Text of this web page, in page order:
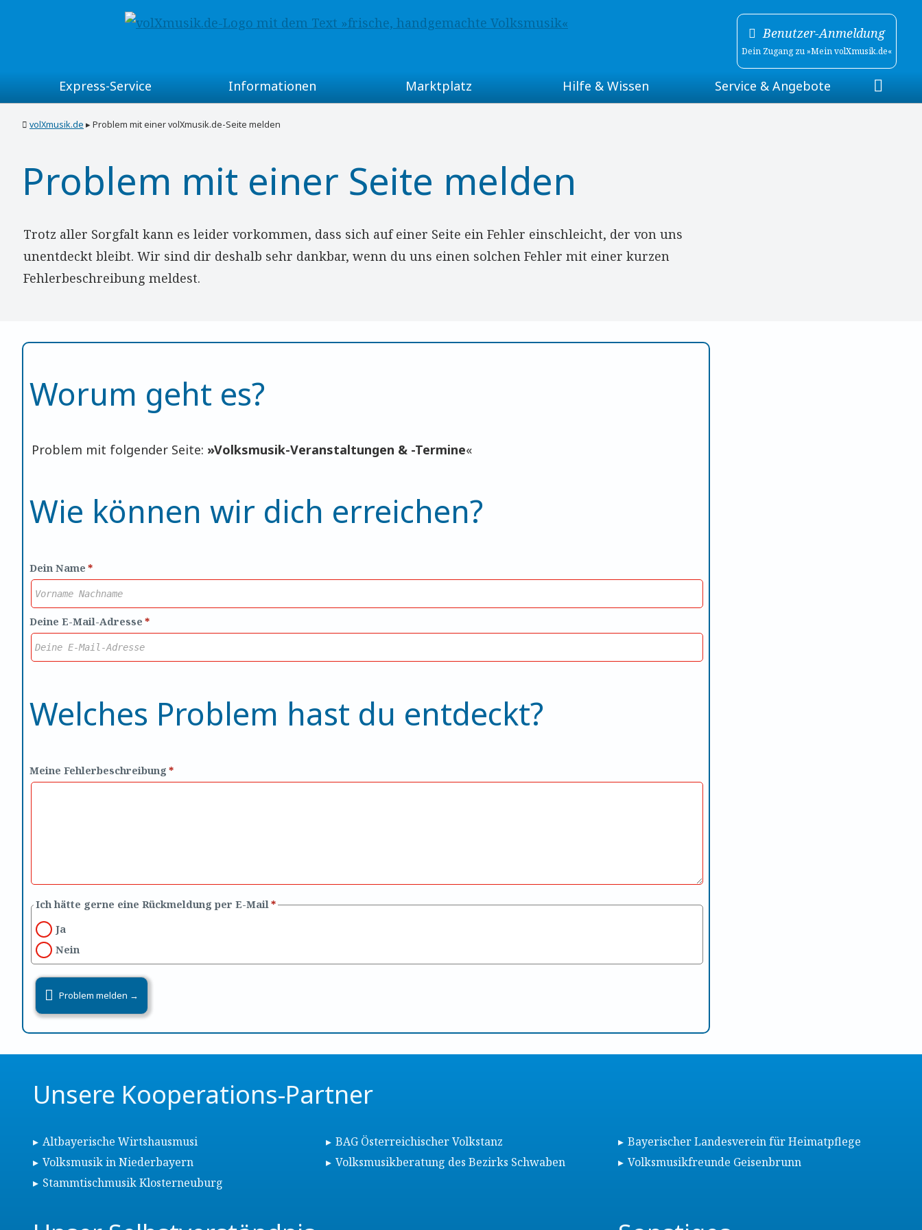
Benutzer-Anmeldung
Dein Zugang zu »Mein volXmusik.de«
Express-Service
für Musikanten
für Musikgruppen-Vertreter
für musikantenfreundl. Wirte
Informationen
Volksmusik-Termine
Volksmusik-Blog
Volksmusik im Radio
Marktplatz
Noten & Liederbücher
Hilfe & Wissen
Volksmusik-Glossar
Über volXmusik.de
Service & Angebote
volXmusik.de ▸ Problem mit einer volXmusik.de-Seite melden
Problem mit einer Seite melden
Trotz aller Sorgfalt kann es leider vorkommen, dass sich auf einer Seite ein Fehler einschleicht, der von uns
unentdeckt bleibt. Wir sind dir deshalb sehr dankbar, wenn du uns einen solchen Fehler mit einer kurzen
Fehlerbeschreibung meldest.
Worum geht es?
Problem mit folgender Seite: »Volksmusik-Veranstaltungen & -Termine«
Wie können wir dich erreichen?
Dein Name *
Deine E-Mail-Adresse *
Welches Problem hast du entdeckt?
Meine Fehlerbeschreibung *
Ich hätte gerne eine Rückmeldung per E-Mail*
Ja
Nein
Unsere Kooperations-Partner
Altbayerische Wirtshausmusi
Volksmusik in Niederbayern
Stammtischmusik Klosterneuburg
BAG Österreichischer Volkstanz
Volksmusikberatung des Bezirks Schwaben
Bayerischer Landesverein für Heimatpflege
Volksmusikfreunde Geisenbrunn